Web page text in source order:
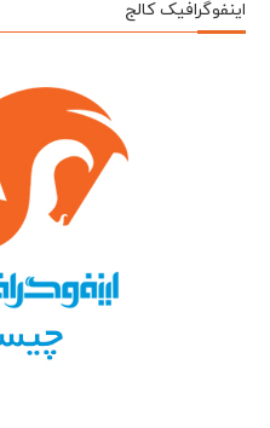
اینفوگرافیک کالج